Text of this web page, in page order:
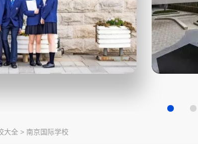
大全 > 南京国际学校